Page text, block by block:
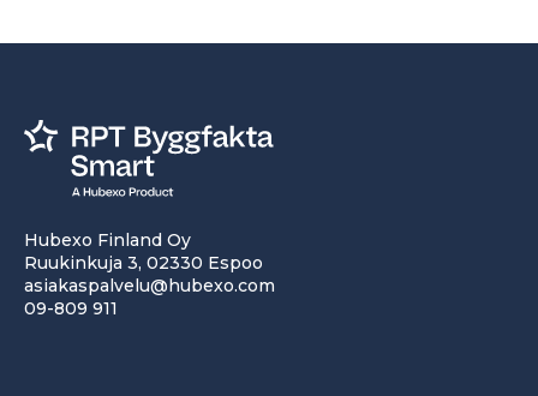
Hubexo Finland Oy
Ruukinkuja 3, 02330 Espoo
asiakaspalvelu@hubexo.com
09-809 911